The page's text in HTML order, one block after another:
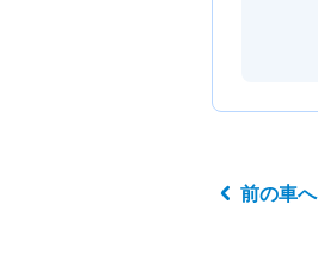
前の車へ